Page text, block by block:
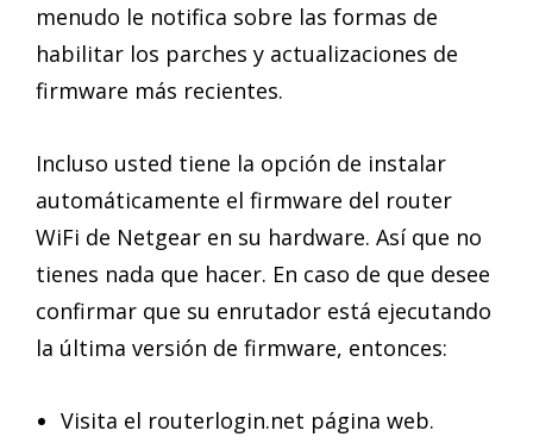
menudo le notifica sobre las formas de
habilitar los parches y actualizaciones de
firmware más recientes.
Incluso usted tiene la opción de instalar
automáticamente el firmware del router
WiFi de Netgear en su hardware. Así que no
tienes nada que hacer. En caso de que desee
confirmar que su enrutador está ejecutando
la última versión de firmware, entonces:
Visita el routerlogin.net página web.